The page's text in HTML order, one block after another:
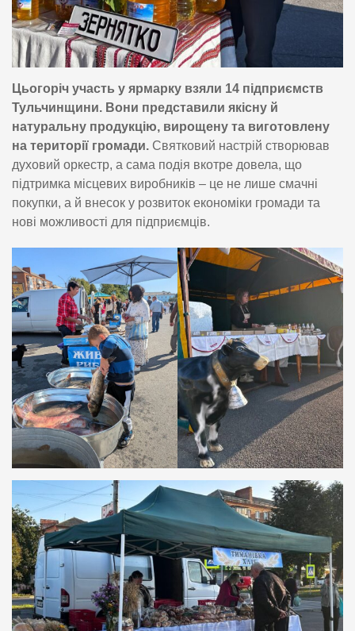
Цьогоріч участь у ярмарку взяли 14 підприємств
Тульчинщини. Вони представили якісну й
натуральну продукцію, вирощену та виготовлену
на території громади. Святковий настрій створював
духовий оркестр, а сама подія вкотре довела, що
підтримка місцевих виробників – це не лише смачні
покупки, а й внесок у розвиток економіки громади та
нові можливості для підприємців.